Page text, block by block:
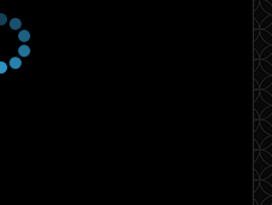
Рок против рока
Опасная кража